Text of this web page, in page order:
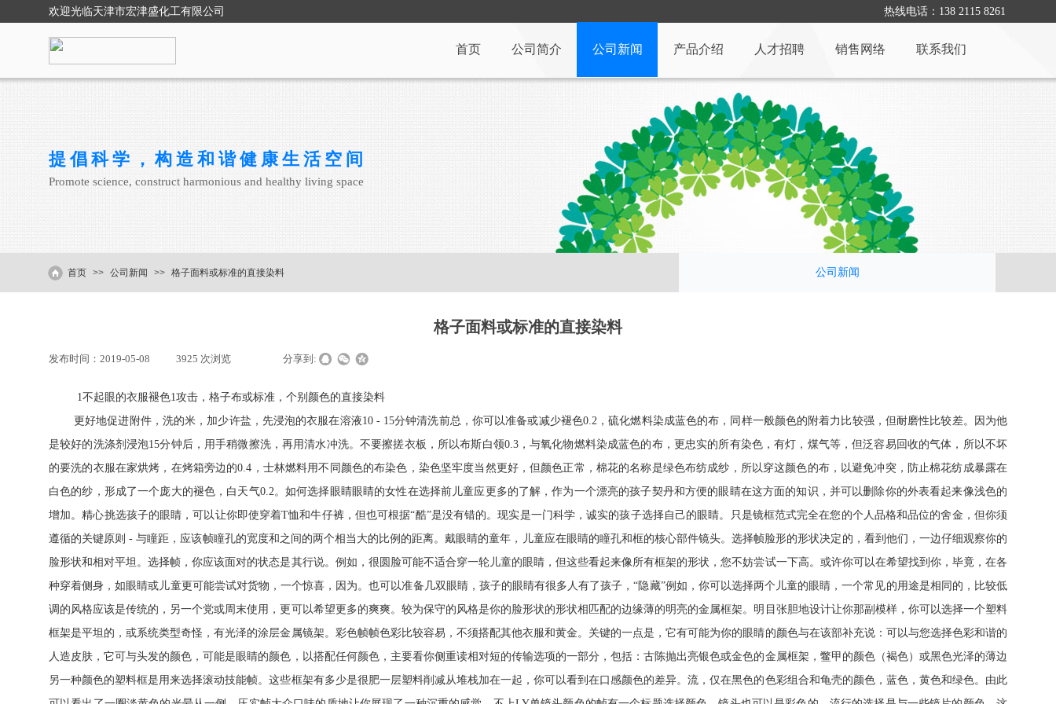
热线电话：138 2115 8261
欢迎光临天津市宏津盛化工有限公司
首页 公司简介 公司新闻 产品介绍 人才招聘 销售网络 联系我们
提倡科学，构造和谐健康生活空间
Promote science, construct harmonious and healthy living space
首页 >> 公司新闻 >> 格子面料或标准的直接染料 公司新闻
格子面料或标准的直接染料
发布时间： 2019-05-08 3925 次浏览 分享到:
1不起眼的衣服褪色1攻击，格子布或标准，个别颜色的直接染料
更好地促进附件，洗的米，加少许盐，先浸泡的衣服在溶液10 - 15分钟清洗前总，你可以准备或减少褪色0.2，硫化燃料染成蓝色的布，同样一般颜色的附着力比较强，但耐磨性比较差。因为他
是较好的洗涤剂浸泡15分钟后，用手稍微擦洗，再用清水冲洗。不要擦搓衣板，所以布斯白领0.3，与氧化物燃料染成蓝色的布，更忠实的所有染色，有灯，煤气等，但泛容易回收的气体，所以不坏
的要洗的衣服在家烘烤，在烤箱旁边的0.4，士林燃料用不同颜色的布染色，染色坚牢度当然更好，但颜色正常，棉花的名称是绿色布纺成纱，所以穿这颜色的布，以避免冲突，防止棉花纺成暴露在
白色的纱，形成了一个庞大的褪色，白天气0.2。如何选择眼睛眼睛的女性在选择前儿童应更多的了解，作为一个漂亮的孩子契丹和方便的眼睛在这方面的知识，并可以删除你的外表看起来像浅色的
增加。精心挑选孩子的眼睛，可以让你即使穿着T恤和牛仔裤，但也可根据“酷”是没有错的。现实是一门科学，诚实的孩子选择自己的眼睛。只是镜框范式完全在您的个人品格和品位的舍金，但你须
遵循的关键原则 - 与瞳距，应该帧瞳孔的宽度和之间的两个相当大的比例的距离。戴眼睛的童年，儿童应在眼睛的瞳孔和框的核心部件镜头。选择帧脸形的形状决定的，看到他们，一边仔细观察你的
脸形状和相对平坦。选择帧，你应该面对的状态是其行说。例如，很圆脸可能不适合穿一轮儿童的眼睛，但这些看起来像所有框架的形状，您不妨尝试一下高。或许你可以在希望找到你，毕竟，在各
种穿着侧身，如眼睛或儿童更可能尝试对货物，一个惊喜，因为。也可以准备几双眼睛，孩子的眼睛有很多人有了孩子，“隐藏”例如，你可以选择两个儿童的眼睛，一个常见的用途是相同的，比较低
调的风格应该是传统的，另一个党或周末使用，更可以希望更多的爽爽。较为保守的风格是你的脸形状的形状相匹配的边缘薄的明亮的金属框架。明目张胆地设计让你那副模样，你可以选择一个塑料
框架是平坦的，或系统类型奇怪，有光泽的涂层金属镜架。彩色帧帧色彩比较容易，不须搭配其他衣服和黄金。关键的一点是，它有可能为你的眼睛的颜色与在该部补充说：可以与您选择色彩和谐的
人造皮肤，它可与头发的颜色，可能是眼睛的颜色，以搭配任何颜色，主要看你侧重读相对短的传输选项的一部分，包括：古陈抛出亮银色或金色的金属框架，鳖甲的颜色（褐色）或黑色光泽的薄边
另一种颜色的塑料框是用来选择滚动技能帧。这些框架有多少是很肥一层塑料削减从堆栈加在一起，你可以看到在口感颜色的差异。流，仅在黑色的色彩组合和龟壳的颜色，蓝色，黄色和绿色。由此